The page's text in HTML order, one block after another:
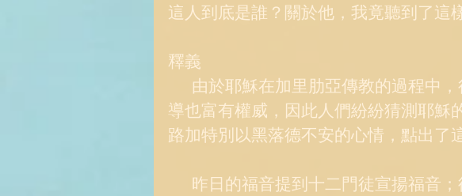
這人到底是誰？關於他，我竟聽到了這
釋義
導也富有權威，因此人們紛紛猜測耶穌
路加特別以黑落德不安的心情，點出了